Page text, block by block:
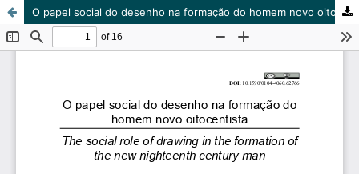
O papel social do desenho na formação do homem novo oitocentista